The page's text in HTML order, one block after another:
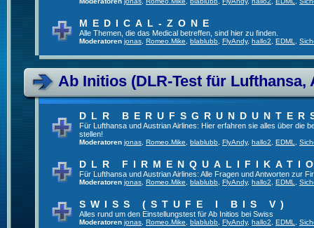
MEDICAL-ZONE
Alle Themen, die das Medical betreffen, sind hier zu finden.
Moderatoren jonas Romeo.Mike blablubb FlyAndy, hallo2 EDML
Ab Initios (DLR-Test für Lufthansa,
DLR
Für Lufthansa und Austrian Airlines: Hier erfahren sie alles über die
stellen!
Moderatoren jonas Romeo.Mike blablubb FlyAndy, hallo2 EDML
DLR
Für Lufthansa und Austrian Airlines: Alle Fragen und Antworten zur
Moderatoren jonas Romeo.Mike blablubb FlyAndy, hallo2 EDML
SWISS (STUFE I BIS V)
Alles rund um den Einstellungstest für Ab Initios bei Swiss
Moderatoren jonas Romeo.Mike blablubb FlyAndy, hallo2 EDML